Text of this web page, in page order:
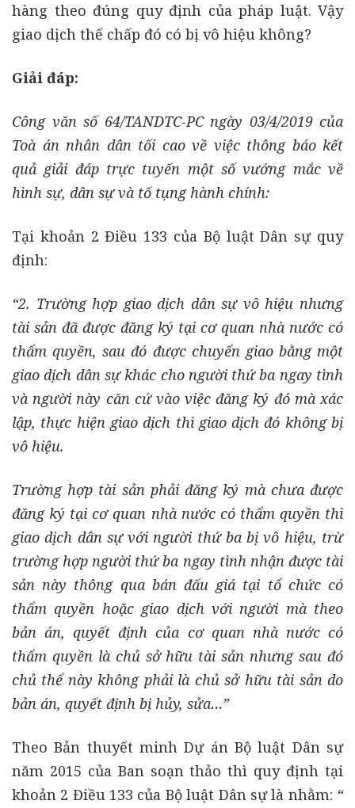
hàng theo đúng quy định của pháp luật. Vậy
giao dịch thế chấp đó có bị vô hiệu không?
Giải đáp:
Công văn số 64/TANDTC-PC ngày 03/4/2019 của
Toà án nhân dân tối cao về việc thông báo kết
quả giải đáp trực tuyến một số vướng mắc về
hình sự, dân sự và tố tụng hành chính:
Tại khoản 2 Điều 133 của Bộ luật Dân sự quy
định:
“2. Trường hợp giao dịch dân sự vô hiệu nhưng
tài sản đã được đăng ký tại cơ quan nhà nước có
thẩm quyền, sau đó được chuyển giao bằng một
giao dịch dân sự khác cho người thứ ba ngay tình
và người này căn cứ vào việc đăng ký đó mà xác
lập, thực hiện giao dịch thì giao dịch đó không bị
vô hiệu.
Trường hợp tài sản phải đăng ký mà chưa được
đăng ký tại cơ quan nhà nước có thẩm quyền thì
giao dịch dân sự với người thứ ba bị vô hiệu, trừ
trường hợp người thứ ba ngay tình nhận được tài
sản này thông qua bán đấu giá tại tổ chức có
thẩm quyền hoặc giao dịch với người mà theo
bản án, quyết định của cơ quan nhà nước có
thẩm quyền là chủ sở hữu tài sản nhưng sau đó
chủ thể này không phải là chủ sở hữu tài sản do
bản án, quyết định bị hủy, sửa…”
Theo Bản thuyết minh Dự án Bộ luật Dân sự
năm 2015 của Ban soạn thảo thì quy định tại
khoản 2 Điều 133 của Bộ luật Dân sự là nhằm: “